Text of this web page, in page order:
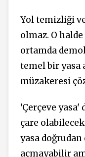
Yol temizliği
olmaz. O
ortamda
temel bir yasa
müzakeresi
'Çerçeve
çare
yasa
açmayabilir